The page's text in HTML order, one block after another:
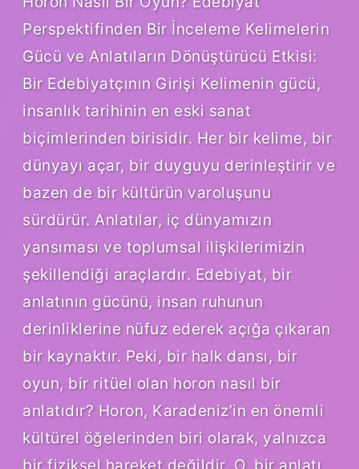
Perspektifinden Bir İnceleme Kelimelerin
Gücü ve Anlatıların Dönüştürücü Etkisi:
Bir Edebiyatçının Girişi Kelimenin gücü,
insanlık tarihinin en eski sanat
biçimlerinden birisidir. Her bir kelime, bir
dünyayı açar, bir duyguyu derinleştirir ve
bazen de bir kültürün varoluşunu
sürdürür. Anlatılar, iç dünyamızın
yansıması ve toplumsal ilişkilerimizin
şekillendiği araçlardır. Edebiyat, bir
anlatının gücünü, insan ruhunun
derinliklerine nüfuz ederek açığa çıkaran
bir kaynaktır. Peki, bir halk dansı, bir
oyun, bir ritüel olan horon nasıl bir
anlatıdır? Horon, Karadeniz’in en önemli
kültürel öğelerinden biri olarak, yalnızca
bir fiziksel hareket değildir. O, bir anlatı,